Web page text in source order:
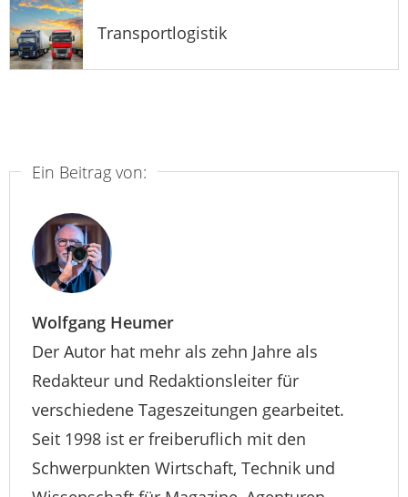
Transportlogistik
Ein Beitrag von:
Wolfgang Heumer
Der Autor hat mehr als zehn Jahre als
Redakteur und Redaktionsleiter für
verschiedene Tageszeitungen gearbeitet.
Seit 1998 ist er freiberuflich mit den
Schwerpunkten Wirtschaft, Technik und